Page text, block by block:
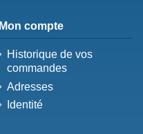
Mon compte
Historique de vos
commandes
Adresses
Identité